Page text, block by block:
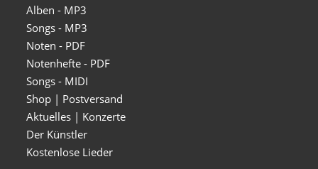
Alben - MP3
Songs - MP3
Noten - PDF
Notenhefte - PDF
Songs - MIDI
Shop | Postversand
Aktuelles | Konzerte
Der Künstler
Kostenlose Lieder